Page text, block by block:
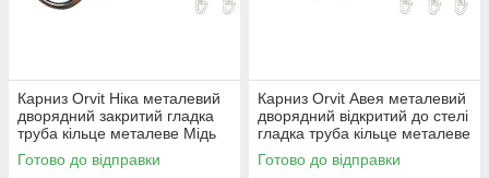
Карниз Orvit Ніка металевий
дворядний закритий гладка
труба кільце металеве Мідь
16\16 мм 120 см (00-
00019915)
Готово до відправки
Карниз Orvit Авея металевий
дворядний відкритий до стелі
гладка труба кільце металеве
Мідь 16\16 мм 120 см (00-
00020021)
Готово до відправки